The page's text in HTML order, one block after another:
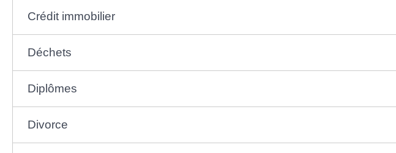
Crédit immobilier
Déchets
Diplômes
Divorce